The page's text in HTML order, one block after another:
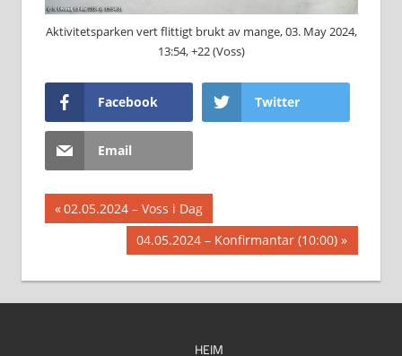
Aktivitetsparken vert flittigt brukt av mange, 03. May 2024,
13:54, +22 (Voss)
Facebook Twitter
Email
Innleggsnavigasjon
Previous
Post:
02.05.2024 – Voss i Dag
Next
Post:
04.05.2024 – Konfirmantar (10:00)
HEIM